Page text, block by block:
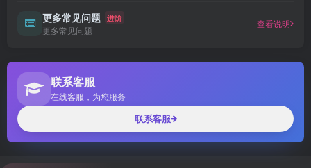
更多常见问题 进阶
更多常见问题
查看说明
联系客服
在线客服，为您服务
联系客服